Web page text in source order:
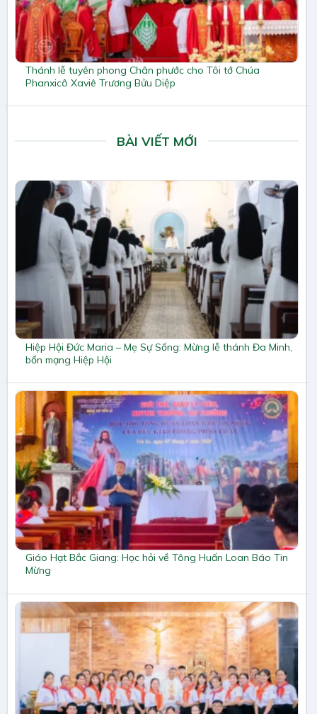
Thánh lễ tuyên phong Chân phước cho Tôi tớ Chúa
Phanxicô Xaviê Trương Bửu Diệp
BÀI VIẾT MỚI
Hiệp Hội Đức Maria – Mẹ Sự Sống: Mừng lễ thánh Đa Minh,
bổn mạng Hiệp Hội
Giáo Hạt Bắc Giang: Học hỏi về Tông Huấn Loan Báo Tin
Mừng